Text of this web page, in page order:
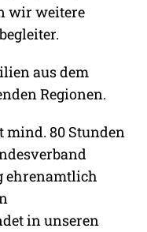
wir weitere
aus dem
Regionen.
mind. 80 Stunden
ehrenamtlich
in unseren